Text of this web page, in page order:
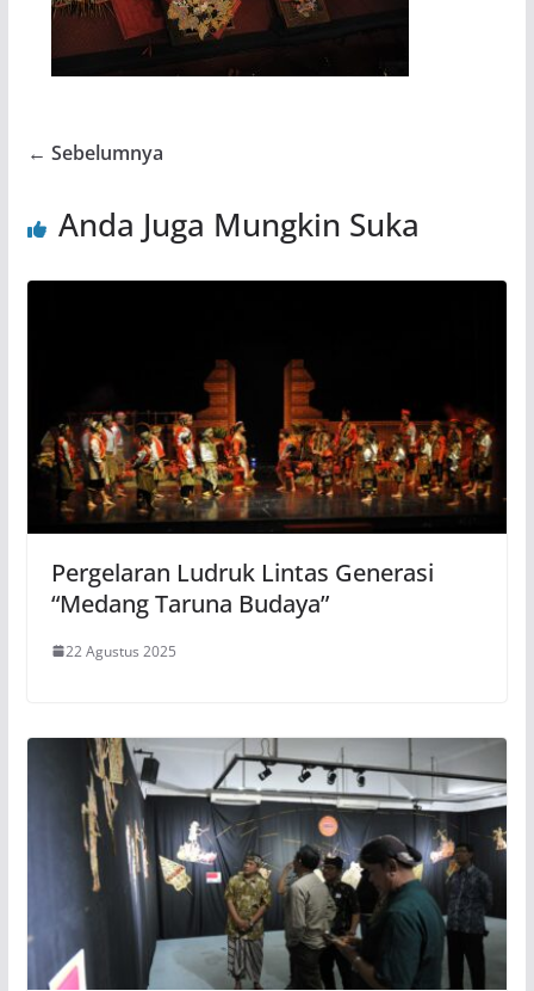
← Sebelumnya
Anda Juga Mungkin Suka
Pergelaran Ludruk Lintas Generasi
“Medang Taruna Budaya”
22 Agustus 2025